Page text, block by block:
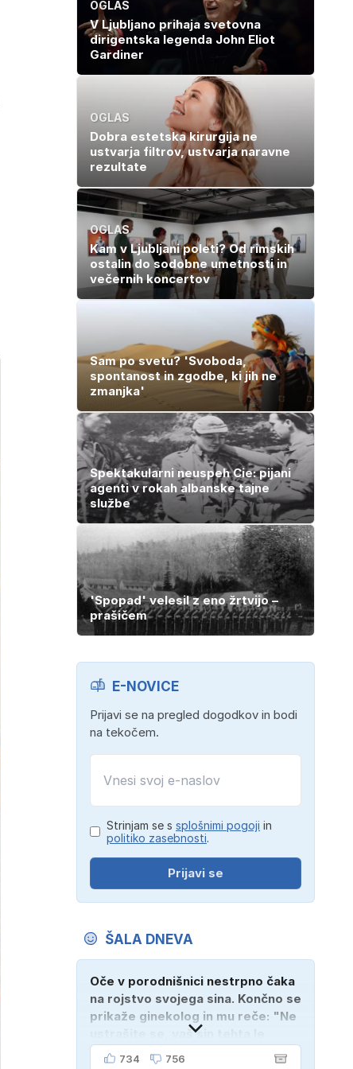
OGLAS
V Ljubljano prihaja svetovna
dirigentska legenda John Eliot
Gardiner
OGLAS
Dobra estetska kirurgija ne
ustvarja filtrov, ustvarja naravne
rezultate
OGLAS
Kam v Ljubljani poleti? Od rimskih
ostalin do sodobne umetnosti in
večernih koncertov
Sam po svetu? 'Svoboda,
spontanost in zgodbe, ki jih ne
zmanjka'
Spektakularni neuspeh Cie: pijani
agenti v rokah albanske tajne
službe
'Spopad' velesil z eno žrtvijo –
prašičem
E-NOVICE
Prijavi se na pregled dogodkov in bodi
na tekočem.
Strinjam se s splošnimi pogoji in
politiko zasebnosti.
Prijavi se
ŠALA DNEVA
Oče v porodnišnici nestrpno čaka
na rojstvo svojega sina. Končno se
prikaže ginekolog in mu reče: "Ne
ustrašite se, vaš sin tehta le
dober kilogram!" "Nič čudnega,
734 756